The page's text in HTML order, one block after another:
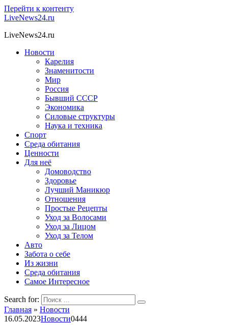
Перейти к контенту
LiveNews24.ru
LiveNews24.ru
Новости
Карелия
Знаменитости
Мир
Россия
Бывший СССР
Экономика
Силовые структуры
Наука и техника
Спорт
Среда обитания
Ценности
Для неё
Домоводство
Здоровье
Лучший Маникюр
Отношения
Простые Рецепты
Уход за Волосами
Уход за Лицом
Уход за Телом
Авто
Забота о себе
Из жизни
Среда обитания
Самое Интересное
Search for:
Главная » Новости
16.05.2023Новости0444